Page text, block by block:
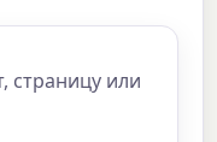
страницу или